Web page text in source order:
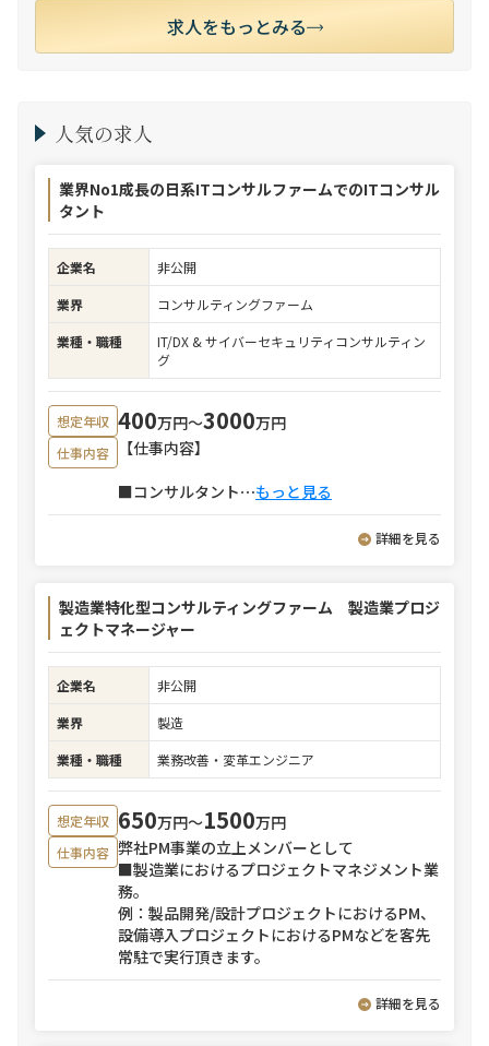
求人をもっとみる
人気の求人
業界No1成長の日系ITコンサルファームでのITコンサル
タント
企業名
非公開
業界
コンサルティングファーム
業種・職種
IT/DX & サイバーセキュリティコンサルティン
グ
想定年収 400万円〜3000万円
仕事内容
【仕事内容】
■コンサルタント⋯もっと見る
詳細を見る
製造業特化型コンサルティングファーム 製造業プロジ
ェクトマネージャー
企業名
非公開
業界
製造
業種・職種
業務改善・変革エンジニア
想定年収 650万円〜1500万円
仕事内容 弊社PM事業の立上メンバーとして
■製造業におけるプロジェクトマネジメント業
務。
例：製品開発/設計プロジェクトにおけるPM、
設備導入プロジェクトにおけるPMなどを客先
常駐で実行頂きます。
詳細を見る